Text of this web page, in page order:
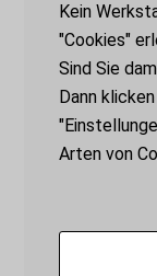
Kein
"Cookies"
Sind Sie
Dann
Arten von